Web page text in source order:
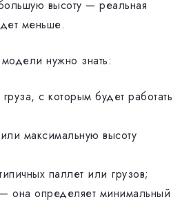
высоту — реальная
меньше.
нужно знать:
с которым будет работать
максимальную высоту
паллет или грузов;
она определяет минимальный